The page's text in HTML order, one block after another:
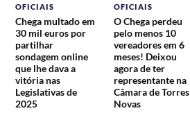
OFICIAIS
Chega multado em
30 mil euros por
partilhar
sondagem online
que lhe dava a
vitória nas
Legislativas de
2025
OFICIAIS
O Chega perdeu
pelo menos 10
vereadores em 6
meses! Deixou
agora de ter
representante na
Câmara de Torres
Novas